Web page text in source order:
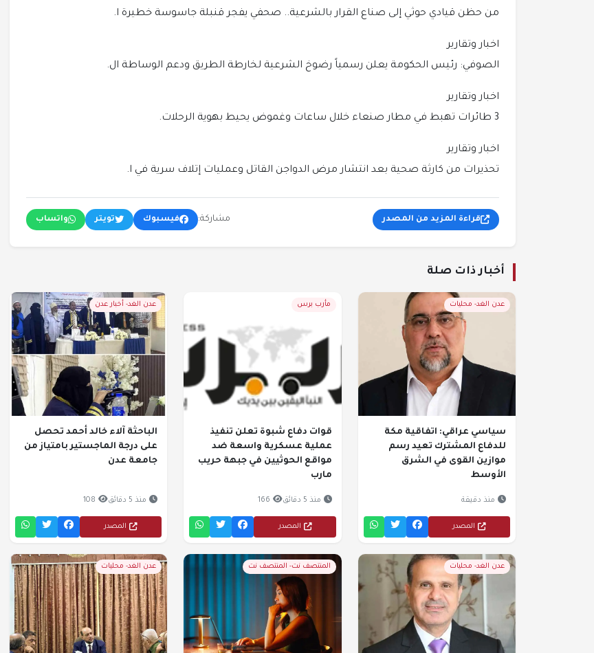
من حظن قيادي حوثي إلى صناع القرار بالشرعية.. صحفي يفجر قنبلة جاسوسة خطيرة ا.
اخبار وتقارير
الصوفي: رئيس الحكومة يعلن رسمياً رضوخ الشرعية لخارطة الطريق ودعم الوساطة ال.
اخبار وتقارير
3 طائرات تهبط في مطار صنعاء خلال ساعات وغموض يحيط بهوية الرحلات.
اخبار وتقارير
تحذيرات من كارثة صحية بعد انتشار مرض الدواجن القاتل وعمليات إتلاف سرية في ا.
قراءة المزيد من المصدر مشاركة: فيسبوك تويتر واتساب
أخبار ذات صلة
عدن الغد- محليات
سياسي عراقي: اتفاقية مكة
للدفاع المشترك تعيد رسم
موازين القوى في الشرق
الأوسط
منذ دقيقة
المصدر
مأرب برس
قوات دفاع شبوة تعلن تنفيذ
عملية عسكرية واسعة ضد
مواقع الحوثيين في جبهة حريب
مارب
منذ 5 دقائق 166
المصدر
عدن الغد- أخبار عدن
الباحثة آلاء خالد أحمد تحصل
على درجة الماجستير بامتياز من
جامعة عدن
منذ 5 دقائق 108
المصدر
عدن الغد- محليات المنتصف نت- المنتصف نت عدن الغد- محليات